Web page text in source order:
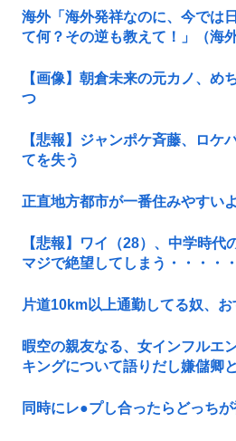
海外「海外発祥なのに、今では
て何？その逆も教えて！」（海
【画像】朝倉未来の元カノ、め
つ
【悲報】ジャンポケ斉藤、ロケ
てを失う
正直地方都市が一番住みやすい
【悲報】ワイ（28）、中学時代
マジで絶望してしまう・・・・
片道10km以上通勤してる奴、
暇空の親友なる、女インフルエ
キングについて語りだし嫌儲卿
同時にレ●プし合ったらどっち